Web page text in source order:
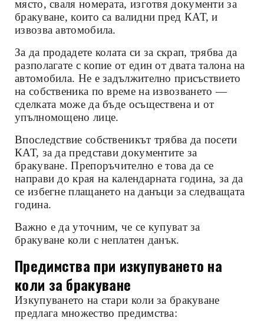
място, сваля номерата, изготвя документи за
бракуване, които са валидни пред КАТ, и
извозва автомобила.
За да продадете колата си за скрап, трябва да
разполагате с копие от един от двата талона на
автомобила. Не е задължително присъствието
на собственика по време на извозването —
сделката може да бъде осъществена и от
упълномощено лице.
Впоследствие собственикът трябва да посети
КАТ, за да представи документите за
бракуване. Препоръчително е това да се
направи до края на календарната година, за да
се избегне плащането на данъци за следващата
година.
Важно е да уточним, че се купуват за
бракуване коли с неплатен данък.
Предимства при изкупуването на
коли за бракуване
Изкупуването на стари коли за бракуване
предлага множество предимства: